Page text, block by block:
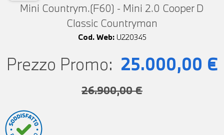
Mini Countrym.(F60) - Mini 2.0 Cooper D
Classic Countryman
Cod. Web: U220345
Prezzo Promo: 25.000,00 €
26.900,00 €